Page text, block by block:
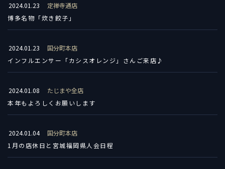
2024.01.23
定禅寺通店
博多名物「炊き餃子」
2024.01.23
国分町本店
インフルエンサー「カシスオレンジ」さんご来店♪
2024.01.08
たじまや全店
本年もよろしくお願いします
2024.01.04
国分町本店
1月の店休日と宮城福岡県人会日程